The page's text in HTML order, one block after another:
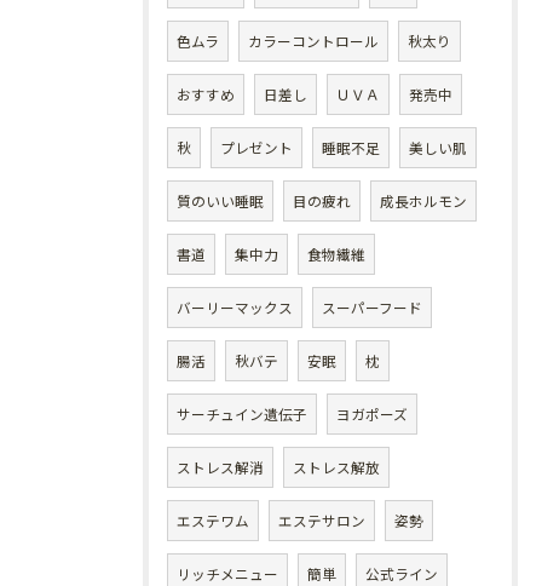
色ムラ カラーコントロール 秋太り
おすすめ 日差し ＵＶＡ 発売中
秋 プレゼント 睡眠不足 美しい肌
質のいい睡眠 目の疲れ 成長ホルモン
書道 集中力 食物繊維
バーリーマックス スーパーフード
腸活 秋バテ 安眠 枕
サーチュイン遺伝子 ヨガポーズ
ストレス解消 ストレス解放
エステワム エステサロン 姿勢
リッチメニュー 簡単 公式ライン